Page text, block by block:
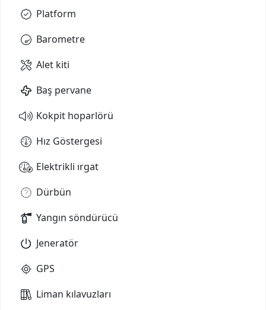
Platform
Barometre
Alet kiti
Baş pervane
Kokpit hoparlörü
Hız Göstergesi
Elektrikli ırgat
Dürbün
Yangın söndürücü
Jeneratör
GPS
Liman kılavuzları